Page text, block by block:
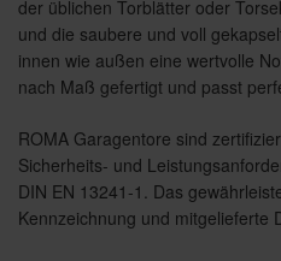
der üblichen Torblätter oder
und die saubere und voll
innen wie außen eine wertvolle
nach Maß gefertigt und passt
ROMA Garagentore sind
Sicherheits- und
DIN EN 13241-1. Das
Kennzeichnung und mitgelieferte